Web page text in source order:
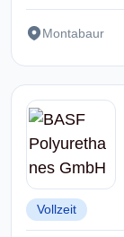
Montabaur
Vollzeit